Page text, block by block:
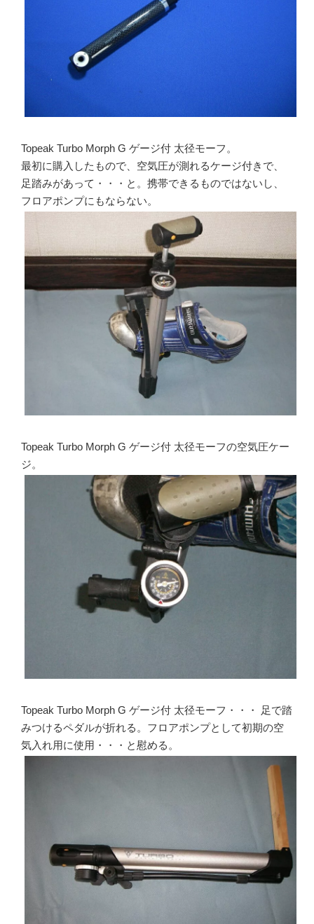
Topeak Turbo Morph G ゲージ付 太径モーフ。
最初に購入したもので、空気圧が測れるケージ付きで、
足踏みがあって・・・と。携帯できるものではないし、
フロアポンプにもならない。
Topeak Turbo Morph G ゲージ付 太径モーフの空気圧ケー
ジ。
Topeak Turbo Morph G ゲージ付 太径モーフ・・・ 足で踏
みつけるペダルが折れる。フロアポンプとして初期の空
気入れ用に使用・・・と慰める。